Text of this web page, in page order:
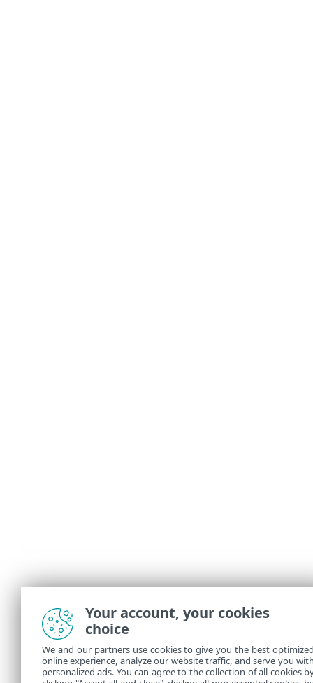
Your account, your cookies
choice
We and our partners use cookies to give you the best
online experience, analyze our website traffic, and serve you
personalized ads. You can agree to the collection of all cookies